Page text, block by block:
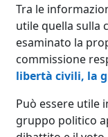
Tra le
utile quella sulla
esaminato la
commissione
libertà civili, la
Può essere utile
gruppo politico